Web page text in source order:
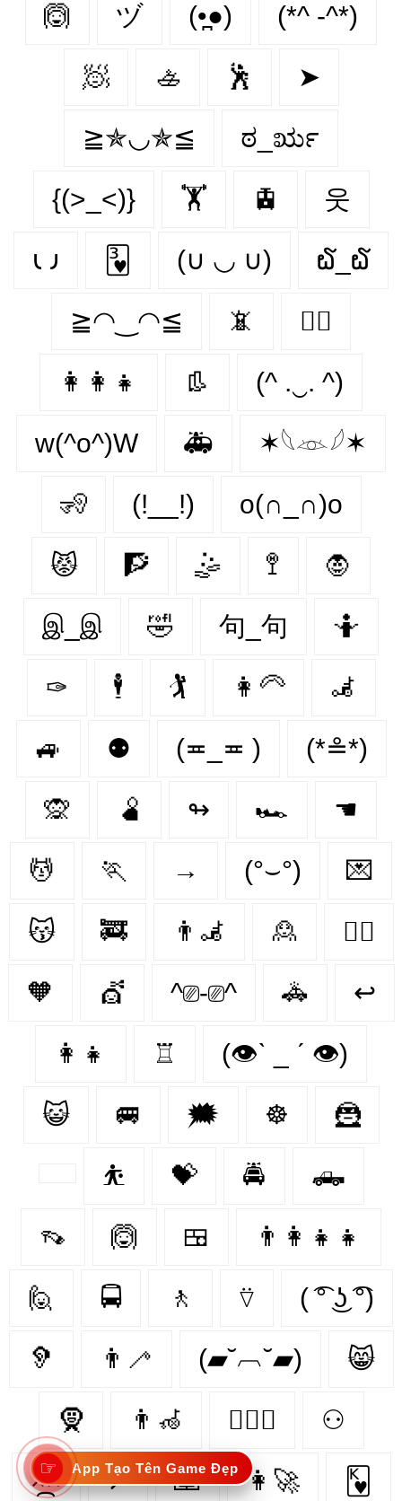
🙆 ヅ (•̪●) (*^ -^*)
🧖 🚣 🕺 ➤
≧✯◡✯≦ ಠ_ರೃ
{(>_<)} 🏋 🚊 웃
𐑧 𐑨 🂳 (∪ ◡ ∪) ໖_໖
≧◠‿◠≦ 📵 👩‍⚕️
👩‍👩‍👧 👢 (^ .‿. ^)
w(^o^)W 🚑 ✶𓆩𓁺𓆪✶
🧏 (!__!) o(∩_∩)o
😾 🧗 🤹 🚏 🧛‍
இ_இ 🤣 句_句 🤷
✑ 🕴 🏌 👩‍🦳 🦼
🚙 ⚉ (≖_≖ ) (*≗*)
🙊 🫄 ↬ 🏎️ ☚
💆 🏃‍ → (°⌣°) 💌
😽 🚒 👨‍🦼‍️ 🙎 🐕‍🦺
🧡 💇‍ ^⎚-⎚^ 🚓 ↩
👩‍👧 ♖ (👁ˋ _ ˊ 👁)
😺 🚐 🗯 ☸ 🦹‍
⛹ 💝 🚔 🛻
👡 🙆‍ 🍱 👨‍👩‍👧‍👧
🙋 🚍 🚶‍ ⍢ ( ͡° ͜ʖ ͡°)
🦻 👨‍🦯 (▰˘︹˘▰) 😸
🧕 👨‍🦽 👩‍❤️‍👩 ⚇
×᷼× ↗ 🙇 👩‍🚀 🂾
☞ App Tạo Tên Game Đẹp